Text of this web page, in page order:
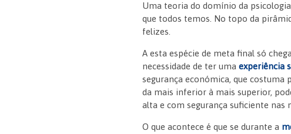
Uma teoria do domínio da
que todos temos. No topo da
felizes.
A esta espécie de meta final só
necessidade de ter umaexperiência
segurança económica, que
da mais inferior à mais superior,
alta e com segurança suficiente nas
O que acontece é que se durante a